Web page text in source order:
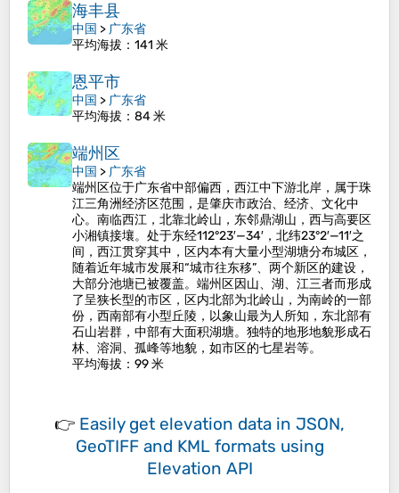
海丰县
中国 > 广东省
平均海拔 ：141 米
恩平市
中国 > 广东省
平均海拔 ：84 米
端州区
中国 > 广东省
端州区位于广东省中部偏西，西江中下游北岸，属于珠
江三角洲经济区范围，是肇庆市政治、经济、文化中
心。南临西江，北靠北岭山，东邻鼎湖山，西与高要区
小湘镇接壤。处于东经112°23′—34′，北纬23°2′—11′之
间，西江贯穿其中，区内本有大量小型湖塘分布城区，
随着近年城市发展和“城市往东移”、两个新区的建设，
大部分池塘已被覆盖。端州区因山、湖、江三者而形成
了呈狭长型的市区，区内北部为北岭山，为南岭的一部
份，西南部有小型丘陵，以象山最为人所知，东北部有
石山岩群，中部有大面积湖塘。独特的地形地貌形成石
林、溶洞、孤峰等地貌，如市区的七星岩等。
平均海拔 ：99 米
👉 Easily get elevation data in JSON,
GeoTIFF and KML formats using
Elevation API